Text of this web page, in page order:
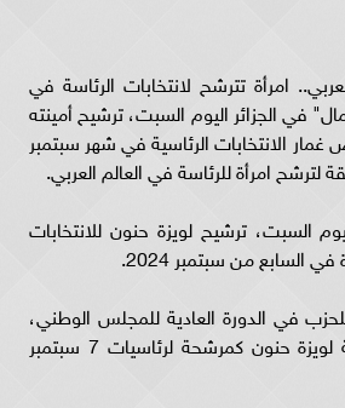
امرأة تترشح لانتخابات الرئاسة في
في الجزائر اليوم السبت، ترشيح أمينته
غمار الانتخابات الرئاسية في شهر سبتمبر
لترشح امرأة للرئاسة في العالم العربي.
السبت، ترشيح لويزة حنون للانتخابات
السابع من سبتمبر 2024.
في الدورة العادية للمجلس الوطني،
بالأغلبية الأمينة العامة لويزة حنون كمرشحة لرئاسيات 7 سبتمبر